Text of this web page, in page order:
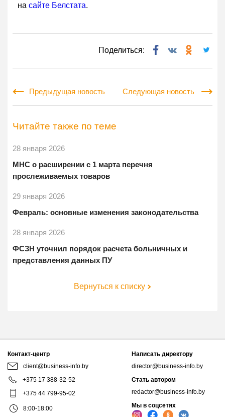
на сайте Белстата.
Поделиться:
Предыдущая новость Следующая новость
Читайте также по теме
28 января 2026
МНС о расширении с 1 марта перечня
прослеживаемых товаров
29 января 2026
Февраль: основные изменения законодательства
28 января 2026
ФСЗН уточнил порядок расчета больничных и
представления данных ПУ
Вернуться к списку
Контакт-центр
client@business-info.by
+375 17 388-32-52
+375 44 799-95-02
8:00-18:00
Написать директору
director@business-info.by
Стать автором
redactor@business-info.by
Мы в соцсетях